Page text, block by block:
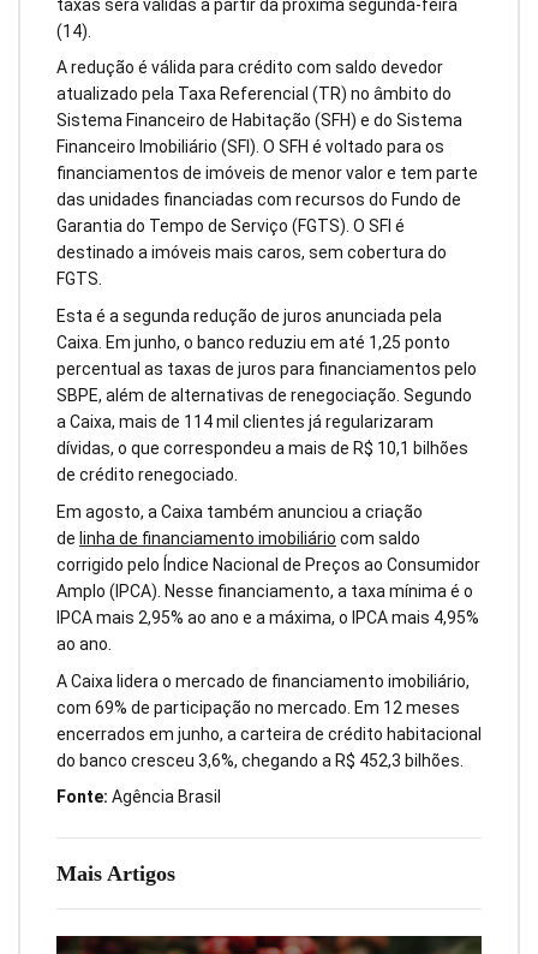
Mais Artigos
taxas será válidas a partir da próxima segunda-feira
(14).
A redução é válida para crédito com saldo devedor
atualizado pela Taxa Referencial (TR) no âmbito do
Sistema Financeiro de Habitação (SFH) e do Sistema
Financeiro Imobiliário (SFI). O SFH é voltado para os
financiamentos de imóveis de menor valor e tem parte
das unidades financiadas com recursos do Fundo de
Garantia do Tempo de Serviço (FGTS). O SFI é
destinado a imóveis mais caros, sem cobertura do
FGTS.
Esta é a segunda redução de juros anunciada pela
Caixa. Em junho, o banco reduziu em até 1,25 ponto
percentual as taxas de juros para financiamentos pelo
SBPE, além de alternativas de renegociação. Segundo
a Caixa, mais de 114 mil clientes já regularizaram
dívidas, o que correspondeu a mais de R$ 10,1 bilhões
de crédito renegociado.
Em agosto, a Caixa também anunciou a criação
de linha de financiamento imobiliário com saldo
corrigido pelo Índice Nacional de Preços ao Consumidor
Amplo (IPCA). Nesse financiamento, a taxa mínima é o
IPCA mais 2,95% ao ano e a máxima, o IPCA mais 4,95%
ao ano.
A Caixa lidera o mercado de financiamento imobiliário,
com 69% de participação no mercado. Em 12 meses
encerrados em junho, a carteira de crédito habitacional
do banco cresceu 3,6%, chegando a R$ 452,3 bilhões.
Fonte: Agência Brasil